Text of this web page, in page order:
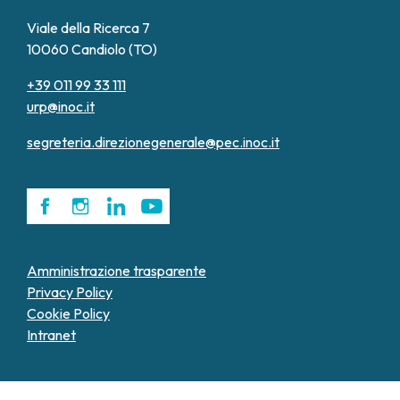
Viale della Ricerca 7
10060 Candiolo (TO)
+39 011 99 33 111
urp@inoc.it
segreteria.direzionegenerale@pec.inoc.it
Amministrazione trasparente
Privacy Policy
Cookie Policy
Intranet